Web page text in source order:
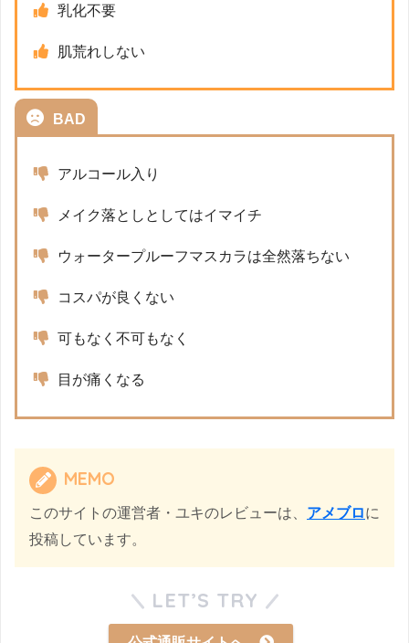
乳化不要
肌荒れしない
BAD
アルコール入り
メイク落としとしてはイマイチ
ウォータープルーフマスカラは全然落ちない
コスパが良くない
可もなく不可もなく
目が痛くなる
MEMO
このサイトの運営者・ユキのレビューは、 アメブロに
投稿しています。
LET’S TRY